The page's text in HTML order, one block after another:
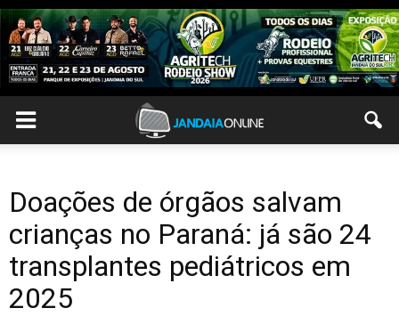
Doações de órgãos salvam
crianças no Paraná: já são 24
transplantes pediátricos em
2025